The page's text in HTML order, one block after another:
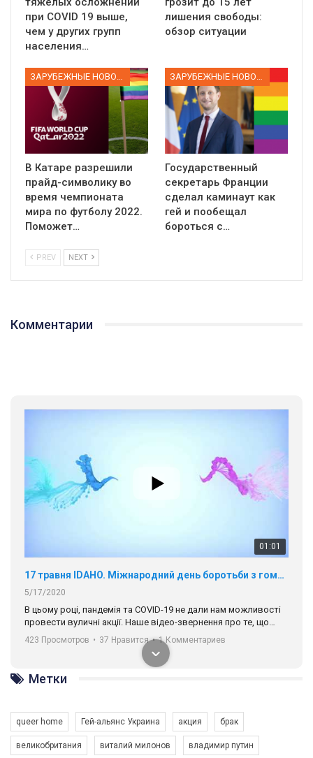
при COVID 19 выше,
чем у других групп
населения…
лишения свободы:
обзор ситуации
В Катаре разрешили
прайд-символику во
время чемпионата
мира по футболу 2022.
Поможет…
Государственный
секретарь Франции
сделал каминаут как
гей и пообещал
бороться с…
PREV NEXT
Комментарии
5/17/2020
В цьому році, пандемія та COVІD-19 не дали нам можливості
провести вуличні акції. Наше відео-звернення про те, що
разом. Ми закликаємо всіх хто поділяє цінності рівності та
солідарності, приєднатися до нас. Регіональні підрозділи
Разом наш голос лунає гучніше!
6/30/2017
Метки
queer home Гей-альянс Украина акция брак
великобритания виталий милонов владимир путин